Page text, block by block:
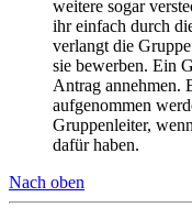
weitere sogar
ihr einfach durch
verlangt die
sie bewerben. Ein
Antrag annehmen.
aufgenommen
Gruppenleiter,
dafür haben.
Nach oben